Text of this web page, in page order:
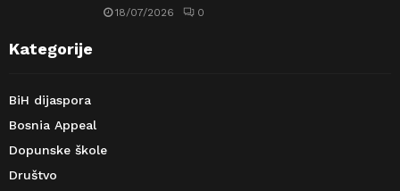
18/07/2026 0
Kategorije
BiH dijaspora
Bosnia Appeal
Dopunske škole
Društvo